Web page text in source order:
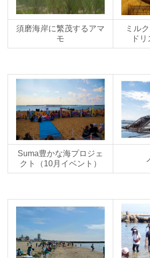
須磨海岸に繁茂するアマ
モ
ミル
ド
Suma豊かな海プロジェ
クト（10月イベント）